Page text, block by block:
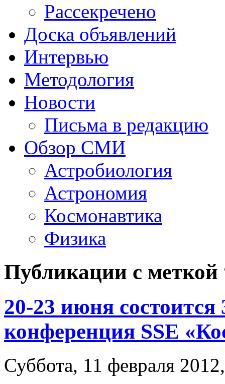
Рассекречено
Доска объявлений
Интервью
Методология
Новости
Письма в редакцию
Обзор СМИ
Астробиология
Астрономия
Космонавтика
Физика
Публикации с
20-23 июня состоится
конференция SSE
Суббота, 11 февраля